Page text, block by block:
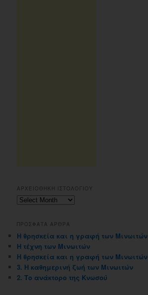
ΑΡΧΕΙΟΘΗΚΗ ΙΣΤΟΛΟΓΙΟΥ
Αρχειοθηκη
ΠΡΟΣΦΑΤΑ ΑΡΘΡΑ
Η θρησκεία και η γραφή των Μινωιτών
Η τέχνη των Μινωιτών
Η θρησκεία και η γραφή των Μινωιτών
3. Η καθημερινή ζωή των Μινωιτών
2. Το ανάκτορο της Κνωσού